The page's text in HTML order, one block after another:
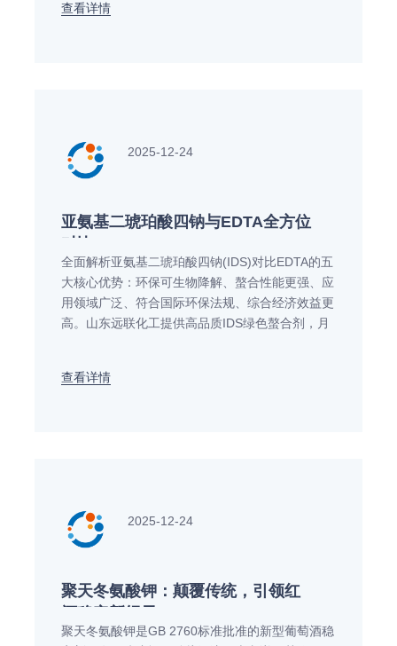
查看详情
2025-12-24
亚氨基二琥珀酸四钠与EDTA全方位
全面解析亚氨基二琥珀酸四钠(IDS)对比EDTA的五
大核心优势：环保可生物降解、螯合性能更强、应
用领域广泛、符合国际环保法规、综合经济效益更
高。山东远联化工提供高品质IDS绿色螯合剂，月
案例，请联系远联化工获取专业咨询。
查看详情
2025-12-24
聚天冬氨酸钾：颠覆传统，引领红
聚天冬氨酸钾是GB 2760标准批准的新型葡萄酒稳